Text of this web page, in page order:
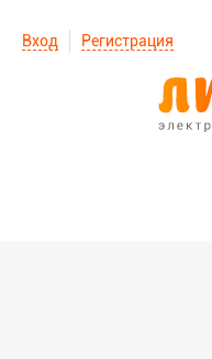
Вход Регистрация